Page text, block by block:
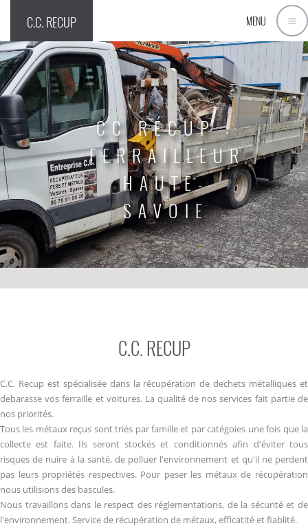
C.C. RECUP MENU
CC RÉCUP :
FERRAILLEUR
HAUTE-
SAVOIE
C.C. RECUP
C.C. Recup est spécialisée dans la récupération de dechets métalliques et
debarasse vos ferraille et voitures. La qualité de nos services fait partie de
nos priorités.
Tous les métaux reçus sont triés par famille et par catégoies une fois que la
collecte est faite. Ils seront stockés et conditionnés afin d'éviter tous
risques de nuire à la santé, de polluer l'environnement et qu'il ne perdent
pas leurs propriétés respectives. Pour peser les métaux de récupération
nous utilisions des bascules.
Nous travaillons dans le respect des réglementations, de la sécurité et de
l'environnement. Service de récupération de métaux, efficatité et fiablité.